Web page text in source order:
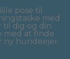
pose til
med
til dig og din
med at finde
ny hundeejer